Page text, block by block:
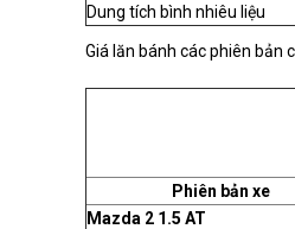
Dung tích bình nhiêu liệu
Giá lăn bánh các phiên bản
Phiên bản xe
Mazda 2 1.5 AT